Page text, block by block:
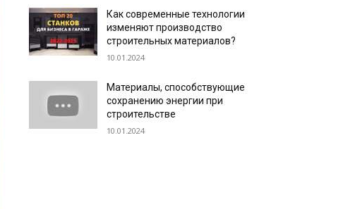
Как современные технологии
изменяют производство
строительных материалов?
10.01.2024
Материалы, способствующие
сохранению энергии при
строительстве
10.01.2024